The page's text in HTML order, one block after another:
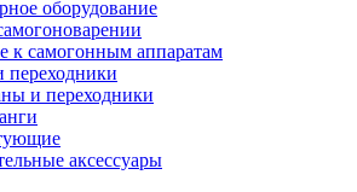
оборудование
к самогонным аппаратам
и переходники
аксессуары